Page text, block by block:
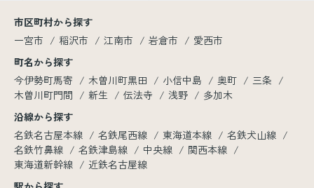
市区町村から探す
一宮市
稲沢市 江南市 岩倉市
愛西市
町名から探す
今伊勢町馬寄
木曽川町黒田 小信中島 奥町
三条
木曽川町門間
新生 伝法寺 浅野
多加木
沿線から探す
名鉄名古屋本線
名鉄尾西線 東海道本線
名鉄犬山線
名鉄竹鼻線
名鉄津島線 中央線
関西本線
東海道新幹線
近鉄名古屋線